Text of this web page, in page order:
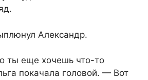
Александр.
ты еще хочешь что-то
покачала головой. — Вот